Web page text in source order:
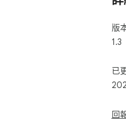
版
1.3
已
回